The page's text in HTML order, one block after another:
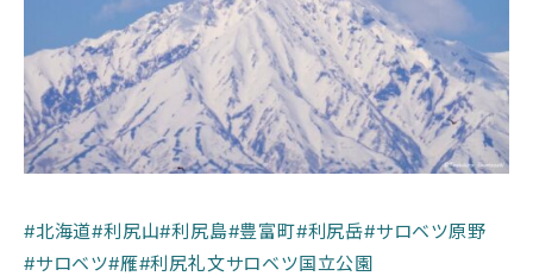
#北海道#利尻山#利尻島#豊富町#利尻岳#サロベツ原野
#サロベツ#雁#利尻礼文サロベツ国立公園